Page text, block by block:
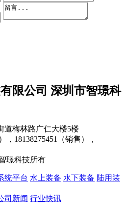
深圳市智璟科
道梅林路广仁大楼5楼
，18138275451（销售），
璟科技所有
统平台 水上装备 水下装备 陆用装
司新闻 行业快讯